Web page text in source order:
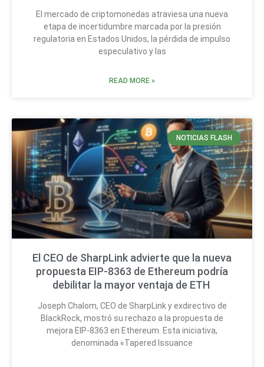
El mercado de criptomonedas atraviesa una nueva
etapa de incertidumbre marcada por la presión
regulatoria en Estados Unidos, la pérdida de impulso
especulativo y las
READ MORE »
NOTICIAS FLASH
El CEO de SharpLink advierte que la nueva
propuesta EIP-8363 de Ethereum podría
debilitar la mayor ventaja de ETH
Joseph Chalom, CEO de SharpLink y exdirectivo de
BlackRock, mostró su rechazo a la propuesta de
mejora EIP-8363 en Ethereum. Esta iniciativa,
denominada «Tapered Issuance